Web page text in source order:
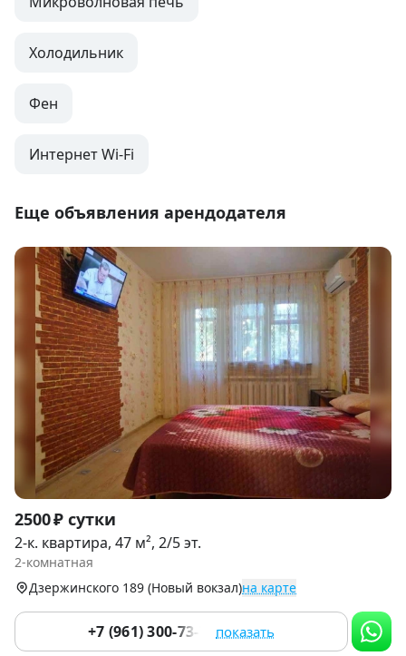
Холодильник
Фен
Интернет Wi-Fi
Еще объявления арендодателя
Item
1
of
7
2500 ₽ сутки
2-к. квартира, 47 м², 2/5 эт.
2-комнатная
Дзержинского 189 (Новый вокзал)на карте
+7 (961) 300-73-73 показать